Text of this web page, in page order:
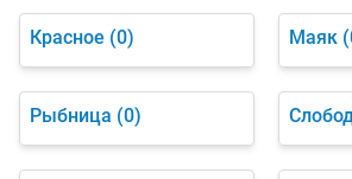
Красное (0) Маяк
Рыбница (0)